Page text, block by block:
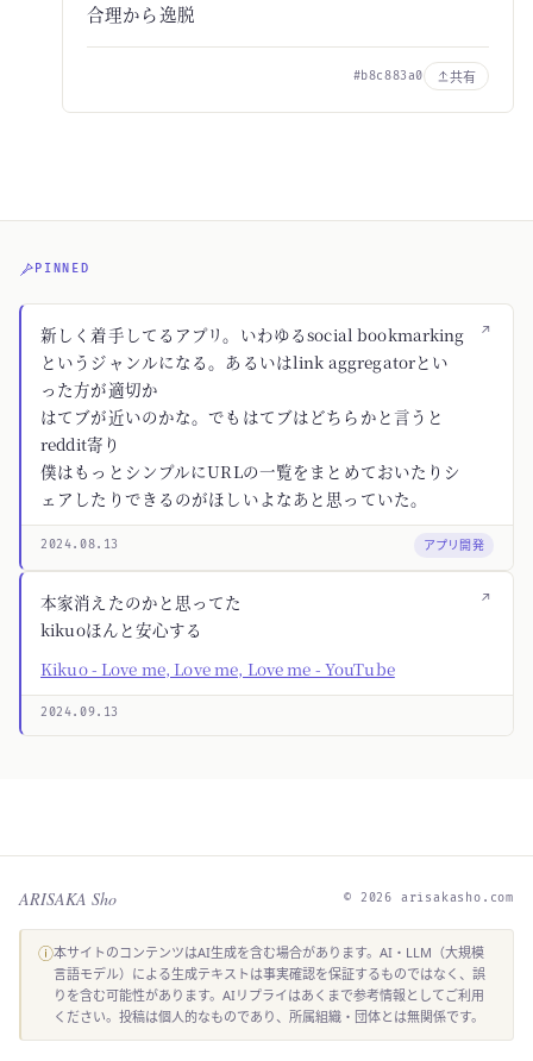
合理から逸脱
#b8c883a0 共有
PINNED
↗
新しく着手してるアプリ。いわゆるsocial bookmarking
というジャンルになる。あるいはlink aggregatorとい
った方が適切か
はてブが近いのかな。でもはてブはどちらかと言うと
reddit寄り
僕はもっとシンプルにURLの一覧をまとめておいたりシ
ェアしたりできるのがほしいよなあと思っていた。
2024.08.13 アプリ開発
↗
本家消えたのかと思ってた
kikuoほんと安心する
Kikuo - Love me, Love me, Love me - YouTube
2024.09.13
ARISAKA Sho © 2026 arisakasho.com
ⓘ本サイトのコンテンツはAI生成を含む場合があります。AI・LLM（大規模
言語モデル）による生成テキストは事実確認を保証するものではなく、誤
りを含む可能性があります。AIリプライはあくまで参考情報としてご利用
ください。投稿は個人的なものであり、所属組織・団体とは無関係です。